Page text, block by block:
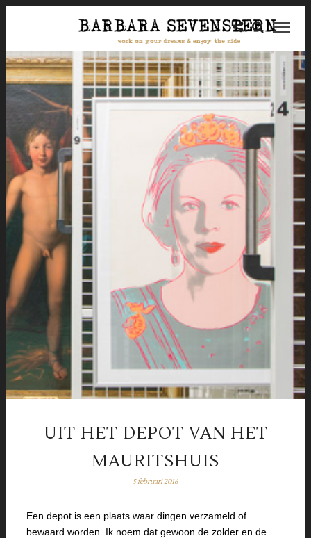
UIT HET DEPOT VAN HET
MAURITSHUIS
5 februari 2016
Een depot is een plaats waar dingen verzameld of
bewaard worden. Ik noem dat gewoon de zolder en de